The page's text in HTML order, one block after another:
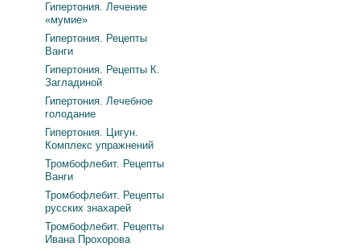
Гипертония. Лечение
«мумие»
Гипертония. Рецепты
Ванги
Гипертония. Рецепты К.
Загладиной
Гипертония. Лечебное
голодание
Гипертония. Цигун.
Комплекс упражнений
Тромбофлебит. Рецепты
Ванги
Тромбофлебит. Рецепты
русских знахарей
Тромбофлебит. Рецепты
Ивана Прохорова